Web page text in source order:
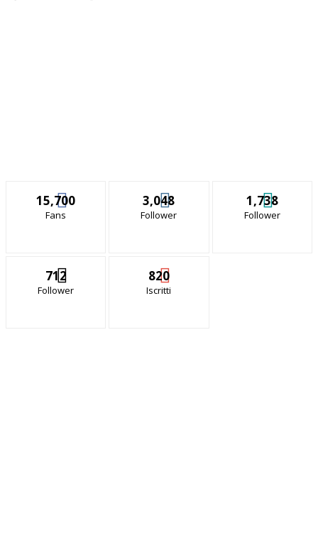
15,700
Fans
3,048
Follower
1,738
Follower
712
Follower
820
Iscritti